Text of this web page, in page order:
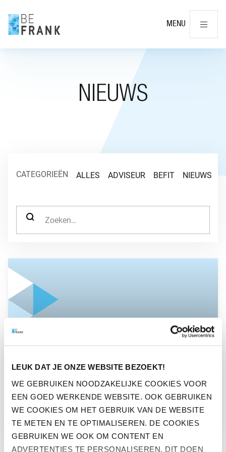
LEUK DAT JE ONZE WEBSITE BEZOEKT!
WE GEBRUIKEN NOODZAKELIJKE COOKIES VOOR
EEN GOED WERKENDE WEBSITE. OOK GEBRUIKEN
WE COOKIES OM HET GEBRUIK VAN DE WEBSITE
TE METEN EN TE OPTIMALISEREN. DE COOKIES
GEBRUIKEN WE OOK OM CONTENT EN
ADVERTENTIES TE PERSONALISEREN. DIT DOEN
MENU
NIEUWS
CATEGORIEËN ALLES ADVISEUR BEFIT NIEUWS
ZOEK NAAR:
EINDELIJK EEN
BEGRIJPELIJK PENSIOEN!